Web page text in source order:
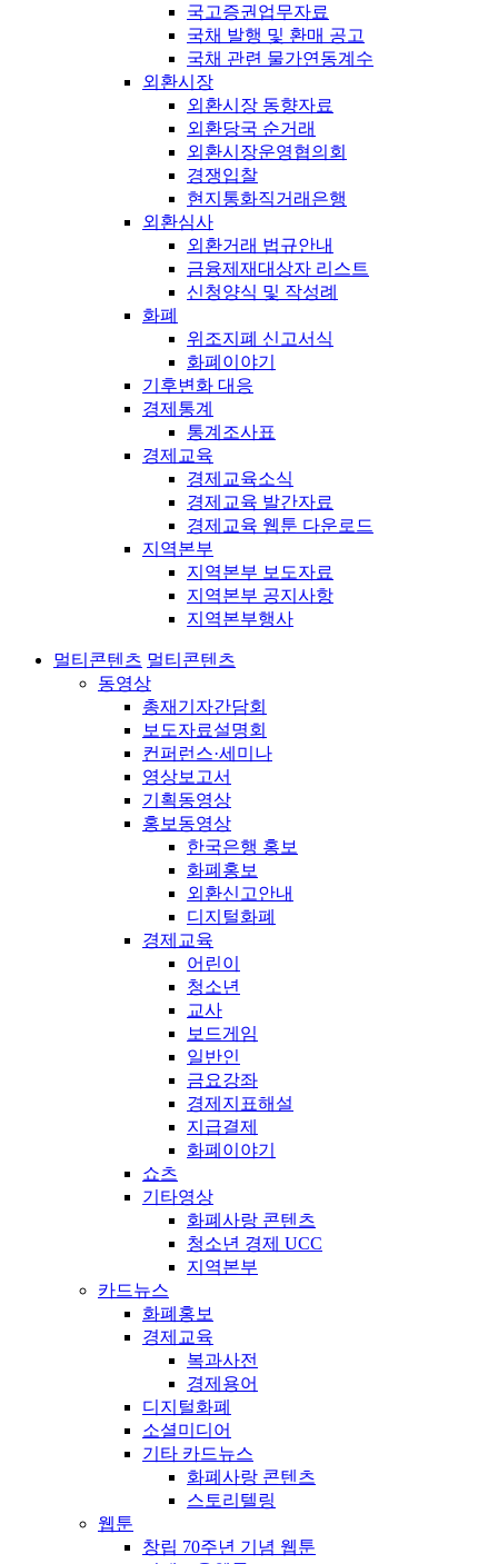
국고증권업무자료
국채 발행 및 환매 공고
국채 관련 물가연동계수
외환시장
외환시장 동향자료
외환당국 순거래
외환시장운영협의회
경쟁입찰
현지통화직거래은행
외환심사
외환거래 법규안내
금융제재대상자 리스트
신청양식 및 작성례
화폐
위조지폐 신고서식
화폐이야기
기후변화 대응
경제통계
통계조사표
경제교육
경제교육소식
경제교육 발간자료
경제교육 웹툰 다운로드
지역본부
지역본부 보도자료
지역본부 공지사항
지역본부행사
멀티콘텐츠 멀티콘텐츠
동영상
총재기자간담회
보도자료설명회
컨퍼런스·세미나
영상보고서
기획동영상
홍보동영상
한국은행 홍보
화폐홍보
외환신고안내
디지털화폐
경제교육
어린이
청소년
교사
보드게임
일반인
금요강좌
경제지표해설
지급결제
화폐이야기
쇼츠
기타영상
화폐사랑 콘텐츠
청소년 경제 UCC
지역본부
카드뉴스
화폐홍보
경제교육
복과사전
경제용어
디지털화폐
소셜미디어
기타 카드뉴스
화폐사랑 콘텐츠
스토리텔링
웹툰
창립 70주년 기념 웹툰